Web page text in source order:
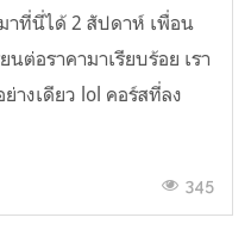
าที่นี่ได้ 2 สัปดาห์ เพื่อน
ต่อราคามาเรียบร้อย เรา
างเดียว lol คอร์สที่ลง
345